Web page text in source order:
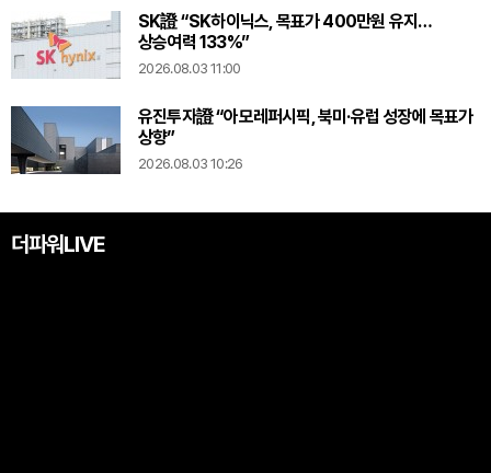
SK證 “SK하이닉스, 목표가 400만원 유지…
상승여력 133%”
2026.08.03 11:00
유진투자證 “아모레퍼시픽, 북미·유럽 성장에 목표가
상향”
2026.08.03 10:26
더파워LIVE